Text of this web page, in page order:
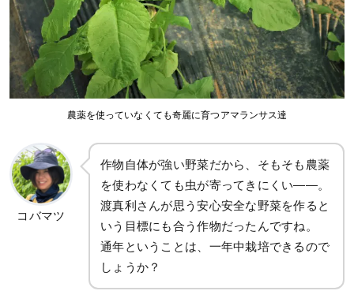
農薬を使っていなくても奇麗に育つアマランサス達
コバマツ
作物自体が強い野菜だから、そもそも農薬
を使わなくても虫が寄ってきにくい――。
渡真利さんが思う安心安全な野菜を作ると
いう目標にも合う作物だったんですね。
通年ということは、一年中栽培できるので
しょうか？